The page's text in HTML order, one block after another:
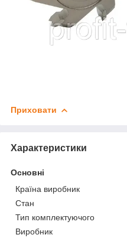
Приховати
Характеристики
Основні
Країна виробник
Стан
Тип комплектуючого
Виробник